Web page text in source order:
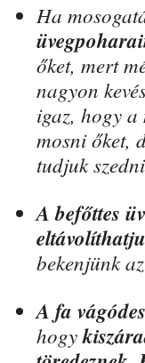
Ha
őket, mert
nagyon
igaz, hogy a
mosni őket,
tudjuk
A befőttes
bekenjünk
A fa
hogy